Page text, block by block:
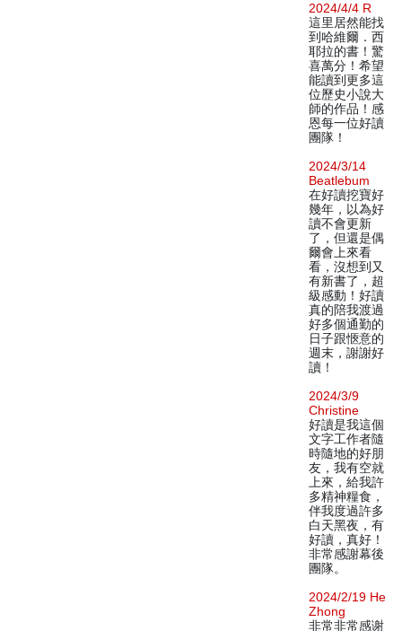
2024/4/4 R
這里居然能找
到哈維爾．西
耶拉的書！驚
喜萬分！希望
能讀到更多這
位歷史小說大
師的作品！感
恩每一位好讀
團隊！
2024/3/14
Beatlebum
在好讀挖寶好
幾年，以為好
讀不會更新
了，但還是偶
爾會上來看
看，沒想到又
有新書了，超
級感動！好讀
真的陪我渡過
好多個通勤的
日子跟愜意的
週末，謝謝好
讀！
2024/3/9
Christine
好讀是我這個
文字工作者隨
時隨地的好朋
友，我有空就
上來，給我許
多精神糧食，
伴我度過許多
白天黑夜，有
好讀，真好！
非常感謝幕後
團隊。
2024/2/19 He
Zhong
非常非常感谢